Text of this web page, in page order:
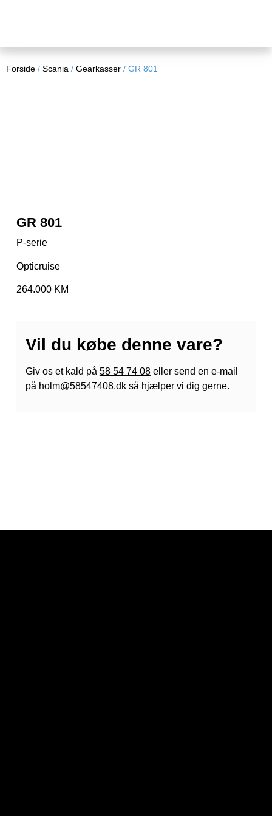
Forside / Scania / Gearkasser / GR 801
GR 801
P-serie
Opticruise
264.000 KM
Vil du købe denne vare?
Giv os et kald på 58 54 74 08eller send en e-mail
på holm@58547408.dk så hjælper vi dig gerne.